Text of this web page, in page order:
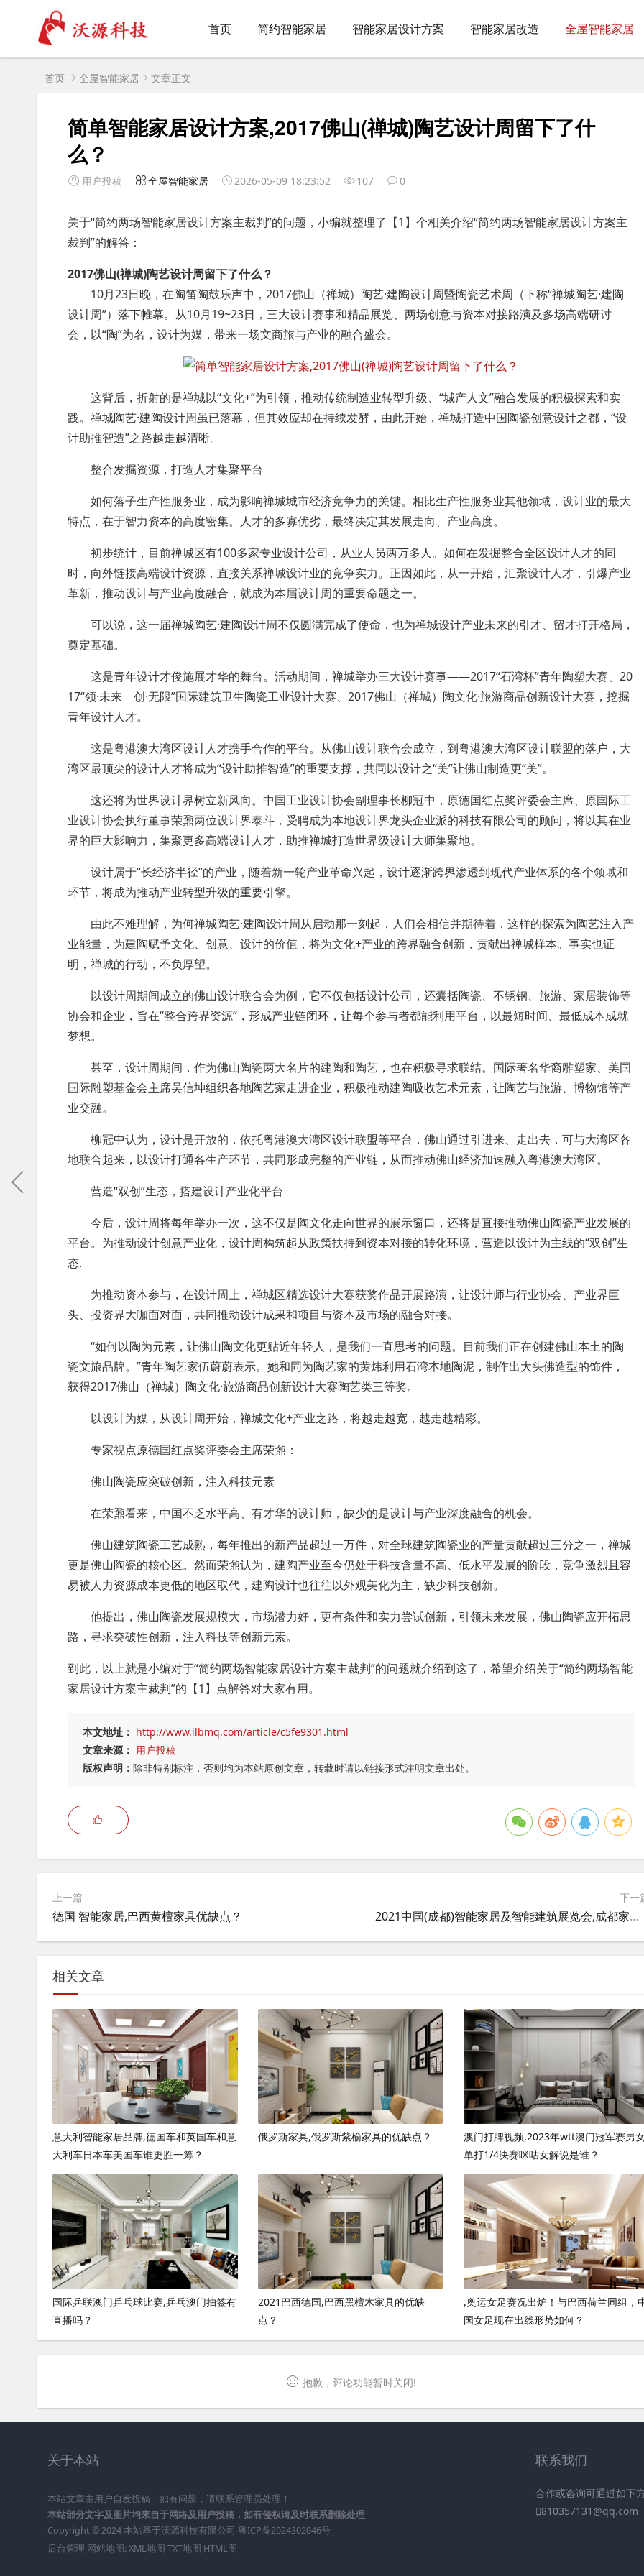
首页 简约智能家居 智能家居设计方案 智能家居改造 全屋智能家居
首页 全屋智能家居 文章正文
简单智能家居设计方案,2017佛山(禅城)陶艺设计周留下了什
么？
用户投稿 全屋智能家居 2026-05-09 18:23:52 107 0
关于“简约两场智能家居设计方案主裁判”的问题，小编就整理了【1】个相关介绍“简约两场智能家居设计方案主
裁判”的解答：
2017佛山(禅城)陶艺设计周留下了什么？
10月23日晚，在陶笛陶鼓乐声中，2017佛山（禅城）陶艺·建陶设计周暨陶瓷艺术周（下称“禅城陶艺·建陶
设计周”）落下帷幕。从10月19~23日，三大设计赛事和精品展览、两场创意与资本对接路演及多场高端研讨
会，以“陶”为名，设计为媒，带来一场文商旅与产业的融合盛会。
这背后，折射的是禅城以“文化+”为引领，推动传统制造业转型升级、“城产人文”融合发展的积极探索和实
践。禅城陶艺·建陶设计周虽已落幕，但其效应却在持续发酵，由此开始，禅城打造中国陶瓷创意设计之都，“设
计助推智造”之路越走越清晰。
整合发掘资源，打造人才集聚平台
如何落子生产性服务业，成为影响禅城城市经济竞争力的关键。相比生产性服务业其他领域，设计业的最大
特点，在于智力资本的高度密集。人才的多寡优劣，最终决定其发展走向、产业高度。
初步统计，目前禅城区有100多家专业设计公司，从业人员两万多人。如何在发掘整合全区设计人才的同
时，向外链接高端设计资源，直接关系禅城设计业的竞争实力。正因如此，从一开始，汇聚设计人才，引爆产业
革新，推动设计与产业高度融合，就成为本届设计周的重要命题之一。
可以说，这一届禅城陶艺·建陶设计周不仅圆满完成了使命，也为禅城设计产业未来的引才、留才打开格局，
奠定基础。
这是青年设计才俊施展才华的舞台。活动期间，禅城举办三大设计赛事——2017“石湾杯”青年陶塑大赛、20
17“领·未来 创·无限”国际建筑卫生陶瓷工业设计大赛、2017佛山（禅城）陶文化·旅游商品创新设计大赛，挖掘
青年设计人才。
这是粤港澳大湾区设计人才携手合作的平台。从佛山设计联合会成立，到粤港澳大湾区设计联盟的落户，大
湾区最顶尖的设计人才将成为“设计助推智造”的重要支撑，共同以设计之“美”让佛山制造更“美”。
这还将为世界设计界树立新风向。中国工业设计协会副理事长柳冠中，原德国红点奖评委会主席、原国际工
业设计协会执行董事荣鼐两位设计界泰斗，受聘成为本地设计界龙头企业派的科技有限公司的顾问，将以其在业
界的巨大影响力，集聚更多高端设计人才，助推禅城打造世界级设计大师集聚地。
设计属于“长经济半径”的产业，随着新一轮产业革命兴起，设计逐渐跨界渗透到现代产业体系的各个领域和
环节，将成为推动产业转型升级的重要引擎。
由此不难理解，为何禅城陶艺·建陶设计周从启动那一刻起，人们会相信并期待着，这样的探索为陶艺注入产
业能量，为建陶赋予文化、创意、设计的价值，将为文化+产业的跨界融合创新，贡献出禅城样本。事实也证
明，禅城的行动，不负厚望。
以设计周期间成立的佛山设计联合会为例，它不仅包括设计公司，还囊括陶瓷、不锈钢、旅游、家居装饰等
协会和企业，旨在“整合跨界资源”，形成产业链闭环，让每个参与者都能利用平台，以最短时间、最低成本成就
梦想。
甚至，设计周期间，作为佛山陶瓷两大名片的建陶和陶艺，也在积极寻求联结。国际著名华裔雕塑家、美国
国际雕塑基金会主席吴信坤组织各地陶艺家走进企业，积极推动建陶吸收艺术元素，让陶艺与旅游、博物馆等产
业交融。
柳冠中认为，设计是开放的，依托粤港澳大湾区设计联盟等平台，佛山通过引进来、走出去，可与大湾区各
地联合起来，以设计打通各生产环节，共同形成完整的产业链，从而推动佛山经济加速融入粤港澳大湾区。
营造“双创”生态，搭建设计产业化平台
今后，设计周将每年举办一次，这不仅是陶文化走向世界的展示窗口，还将是直接推动佛山陶瓷产业发展的
平台。为推动设计创意产业化，设计周构筑起从政策扶持到资本对接的转化环境，营造以设计为主线的“双创”生
态.
为推动资本参与，在设计周上，禅城区精选设计大赛获奖作品开展路演，让设计师与行业协会、产业界巨
头、投资界大咖面对面，共同推动设计成果和项目与资本及市场的融合对接。
“如何以陶为元素，让佛山陶文化更贴近年轻人，是我们一直思考的问题。目前我们正在创建佛山本土的陶
瓷文旅品牌。”青年陶艺家伍蔚蔚表示。她和同为陶艺家的黄炜利用石湾本地陶泥，制作出大头佛造型的饰件，
获得2017佛山（禅城）陶文化·旅游商品创新设计大赛陶艺类三等奖。
以设计为媒，从设计周开始，禅城文化+产业之路，将越走越宽，越走越精彩。
专家视点原德国红点奖评委会主席荣鼐：
佛山陶瓷应突破创新，注入科技元素
在荣鼐看来，中国不乏水平高、有才华的设计师，缺少的是设计与产业深度融合的机会。
佛山建筑陶瓷工艺成熟，每年推出的新产品超过一万件，对全球建筑陶瓷业的产量贡献超过三分之一，禅城
更是佛山陶瓷的核心区。然而荣鼐认为，建陶产业至今仍处于科技含量不高、低水平发展的阶段，竞争激烈且容
易被人力资源成本更低的地区取代，建陶设计也往往以外观美化为主，缺少科技创新。
他提出，佛山陶瓷发展规模大，市场潜力好，更有条件和实力尝试创新，引领未来发展，佛山陶瓷应开拓思
路，寻求突破性创新，注入科技等创新元素。
到此，以上就是小编对于“简约两场智能家居设计方案主裁判”的问题就介绍到这了，希望介绍关于“简约两场智能
家居设计方案主裁判”的【1】点解答对大家有用。
本文地址： http://www.ilbmq.com/article/c5fe9301.html
文章来源： 用户投稿
版权声明： 除非特别标注，否则均为本站原创文章，转载时请以链接形式注明文章出处。
上一篇
德国 智能家居,巴西黄檀家具优缺点？
下一
2021中国(成都)智能家居及智能建筑展览会,成都家具好还是广东家具好？
相关文章
意大利智能家居品牌,德国车和英国车和意
大利车日本车美国车谁更胜一筹？
俄罗斯家具,俄罗斯紫榆家具的优缺点？
澳门打牌视频,2023年wtt澳门冠军赛男
单打1/4决赛咪咕女解说是谁？
国际乒联澳门乒乓球比赛,乒乓澳门抽签有
直播吗？
2021巴西德国,巴西黑檀木家具的优缺
点？
,奥运女足赛况出炉！与巴西荷兰同组，
国女足现在出线形势如何？
抱歉，评论功能暂时关闭!
关于本站
本站文章由用户自发投稿，如有问题，请联系管理员处理！
本站部分文字及图片均来自于网络及用户投稿，如有侵权请及时联系删除处理
Copyright © 2024 本站基于沃源科技有限公司 粤ICP备2024302046号
后台管理 网站地图: XML地图 TXT地图 HTML图
联系我们
合作或咨询可通过如下
810357131@qq.com